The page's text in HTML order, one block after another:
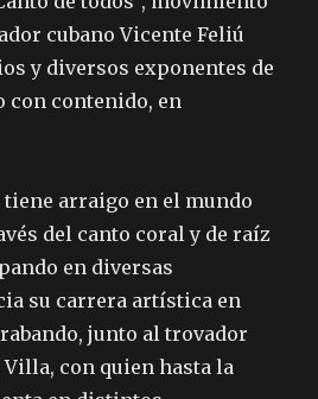
cubano Vicente Feliú
y diversos exponentes de
con contenido, en
arraigo en el mundo
del canto coral y de raíz
en diversas
su carrera artística en
junto al trovador
con quien hasta la